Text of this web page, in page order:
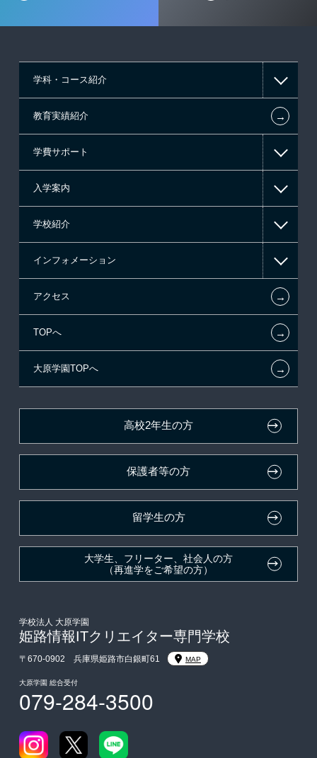
学科・コース紹介
情報IT系
ゲーム系
教育実績紹介 ←
学費サポート
高等教育の修学支援新制度
日本学生支援機構の奨学金
日本政策金融公庫（国の教育ローン）
提携教育ローン
新聞奨学生
試験による特待生制度
取得資格による特待生制度
吹奏楽部による特待生制度
デザインコンクール＆マンガコンクール特待生制度
入学案内
一般入学
AO入学制度
指定校推薦入学
特別推薦入学
推薦入学
生徒会活動推薦入学
自己推薦入学
大学・短大・公務員併願制度
親族紹介制度
学校紹介
在校生からあなたへ
夢を叶えた先輩たち
施設・研修所
学生マンションのご案内
大原学園グループ案内
インフォメーション
お知らせ・新着情報
在校生へのお知らせ
各種証明書の発行ご希望の方
採用ご担当の方
アクセス ←
TOPへ ←
大原学園TOPへ ←
高校2年生の方
保護者等の方
留学生の方
大学生、フリーター、社会人の方
（再進学をご希望の方）
学校法人 大原学園
姫路情報ITクリエイター専門学校
〒670-0902 兵庫県姫路市白銀町61 MAP
大原学園 総合受付
079-284-3500